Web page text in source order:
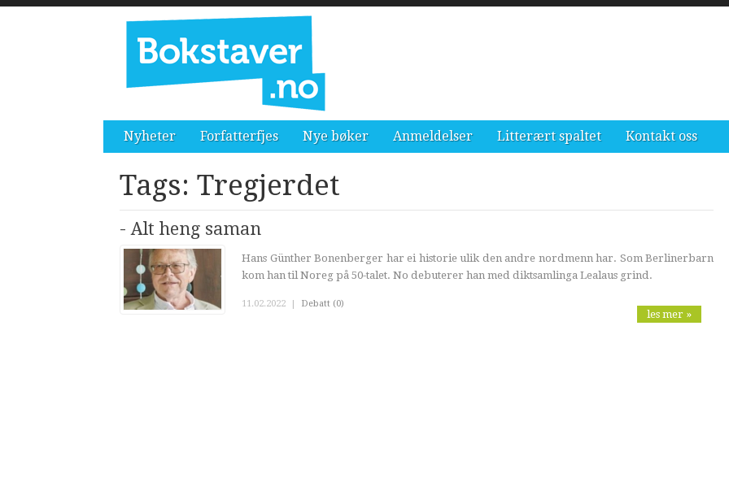
Nyheter Forfatterfjes Nye bøker Anmeldelser Litterært spaltet Kontakt oss
Tags: Tregjerdet
- Alt heng saman
Hans Günther Bonenberger har ei historie ulik den andre nordmenn har. Som Berlinerbarn
kom han til Noreg på 50-talet. No debuterer han med diktsamlinga Lealaus grind.
11.02.2022 | Debatt (0)
les mer »